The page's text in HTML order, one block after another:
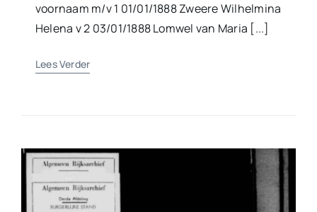
voornaam m/v 1 01/01/1888 Zweere Wilhelmina
Helena v 2 03/01/1888 Lomwel van Maria [...]
Lees Verder